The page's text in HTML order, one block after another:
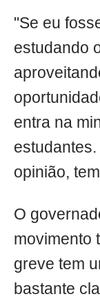
"Se eu
estudando
entra na
opinião,
O
movimento
greve tem
bastante